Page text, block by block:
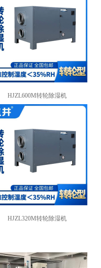
HJZL600M转轮除湿机
HJZL320M转轮除湿机